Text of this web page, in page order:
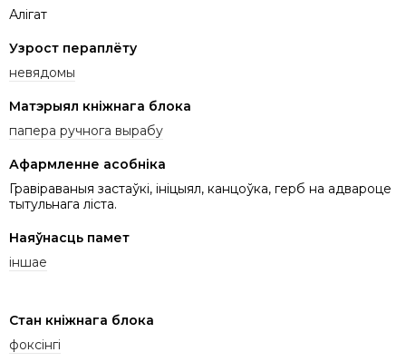
Алігат
Узрост пераплёту
невядомы
Матэрыял кніжнага блока
папера ручнога вырабу
Афармленне асобніка
Гравіраваныя застаўкі, ініцыял, канцоўка, герб на адвароце
тытульнага ліста.
Наяўнасць памет
іншае
Стан кніжнага блока
фоксінгі